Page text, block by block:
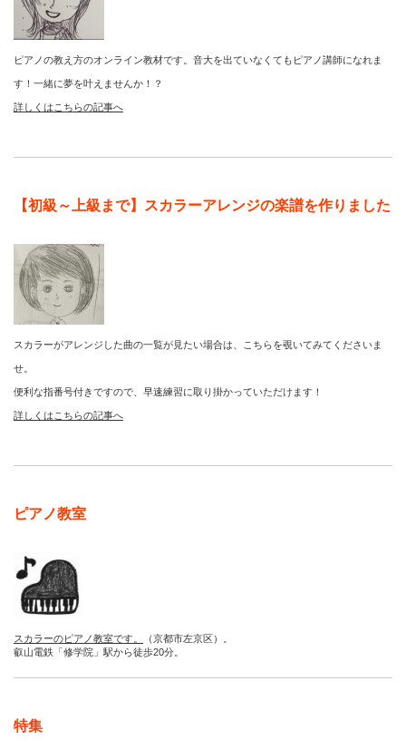
ピアノの教え方のオンライン教材です。音大を出ていなくてもピアノ講師になれま
す！一緒に夢を叶えませんか！？
詳しくはこちらの記事へ
【初級～上級まで】スカラーアレンジの楽譜を作りました
スカラーがアレンジした曲の一覧が見たい場合は、こちらを覗いてみてくださいま
せ。
便利な指番号付きですので、早速練習に取り掛かっていただけます！
詳しくはこちらの記事へ
ピアノ教室
スカラーのピアノ教室です。
（京都市左京区）。
叡山電鉄「修学院」駅から徒歩20分。
特集